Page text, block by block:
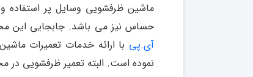
ماشین ظرفشویی وسایل پر استفاده
حساس نیز می باشد. جابجایی این
آی.پی با ارائه خدمات تعمیرات
نموده است. البته تعمیر ظرفشویی در